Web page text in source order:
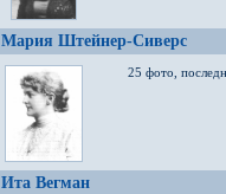
Мария Штейнер-Сиверс
25 фото,
Ита Вегман